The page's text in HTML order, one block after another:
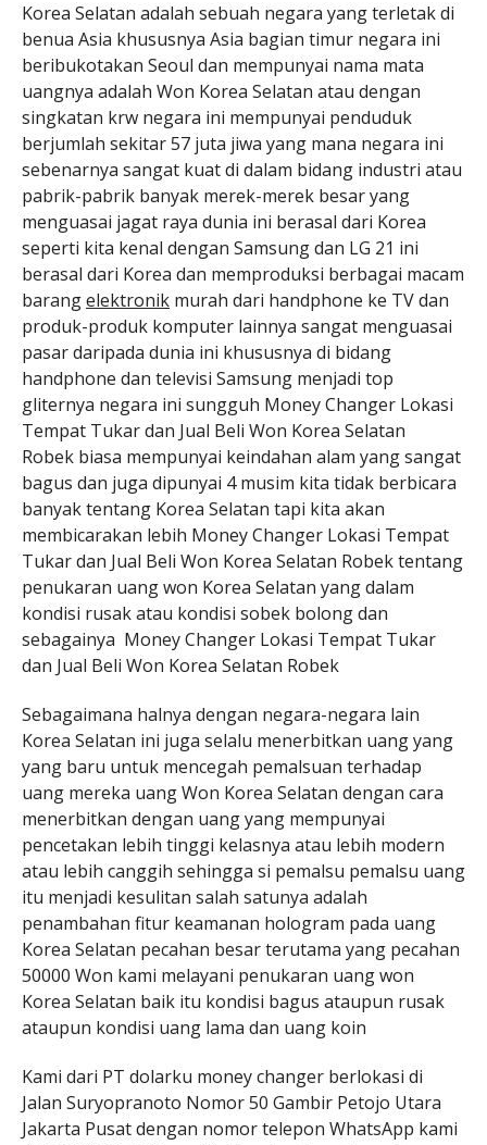
Korea Selatan adalah sebuah negara yang terletak di
benua Asia khususnya Asia bagian timur negara ini
beribukotakan Seoul dan mempunyai nama mata
uangnya adalah Won Korea Selatan atau dengan
singkatan krw negara ini mempunyai penduduk
berjumlah sekitar 57 juta jiwa yang mana negara ini
sebenarnya sangat kuat di dalam bidang industri atau
pabrik-pabrik banyak merek-merek besar yang
menguasai jagat raya dunia ini berasal dari Korea
seperti kita kenal dengan Samsung dan LG 21 ini
berasal dari Korea dan memproduksi berbagai macam
barangelektronik murah dari handphone ke TV dan
produk-produk komputer lainnya sangat menguasai
pasar daripada dunia ini khususnya di bidang
handphone dan televisi Samsung menjadi top
gliternya negara ini sungguh Money Changer Lokasi
Tempat Tukar dan Jual Beli Won Korea Selatan
Robek biasa mempunyai keindahan alam yang sangat
bagus dan juga dipunyai 4 musim kita tidak berbicara
banyak tentang Korea Selatan tapi kita akan
membicarakan lebih Money Changer Lokasi Tempat
Tukar dan Jual Beli Won Korea Selatan Robek tentang
penukaran uang won Korea Selatan yang dalam
kondisi rusak atau kondisi sobek bolong dan
sebagainya Money Changer Lokasi Tempat Tukar
dan Jual Beli Won Korea Selatan Robek
Sebagaimana halnya dengan negara-negara lain
Korea Selatan ini juga selalu menerbitkan uang yang
yang baru untuk mencegah pemalsuan terhadap
uang mereka uang Won Korea Selatan dengan cara
menerbitkan dengan uang yang mempunyai
pencetakan lebih tinggi kelasnya atau lebih modern
atau lebih canggih sehingga si pemalsu pemalsu uang
itu menjadi kesulitan salah satunya adalah
penambahan fitur keamanan hologram pada uang
Korea Selatan pecahan besar terutama yang pecahan
50000 Won kami melayani penukaran uang won
Korea Selatan baik itu kondisi bagus ataupun rusak
ataupun kondisi uang lama dan uang koin
Kami dari PT dolarku money changer berlokasi di
Jalan Suryopranoto Nomor 50 Gambir Petojo Utara
Jakarta Pusat dengan nomor telepon WhatsApp kami